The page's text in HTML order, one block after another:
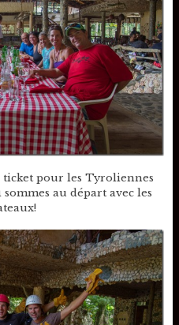
pour les Tyroliennes
au départ avec les